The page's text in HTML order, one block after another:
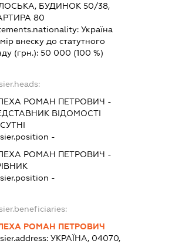
БУДИНОК 50/38,
80
Україна
внеску до статутного
(грн.):50 000 (100 %)
РОМАН ПЕТРОВИЧ -
ВІДОМОСТІ
-
РОМАН ПЕТРОВИЧ -
-
РОМАН ПЕТРОВИЧ
УКРАЇНА, 04070,